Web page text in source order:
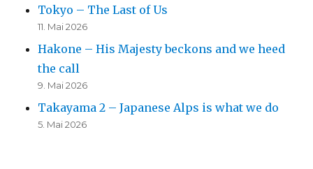
Tokyo – The Last of Us
11. Mai 2026
Hakone – His Majesty beckons and we heed
the call
9. Mai 2026
Takayama 2 – Japanese Alps is what we do
5. Mai 2026